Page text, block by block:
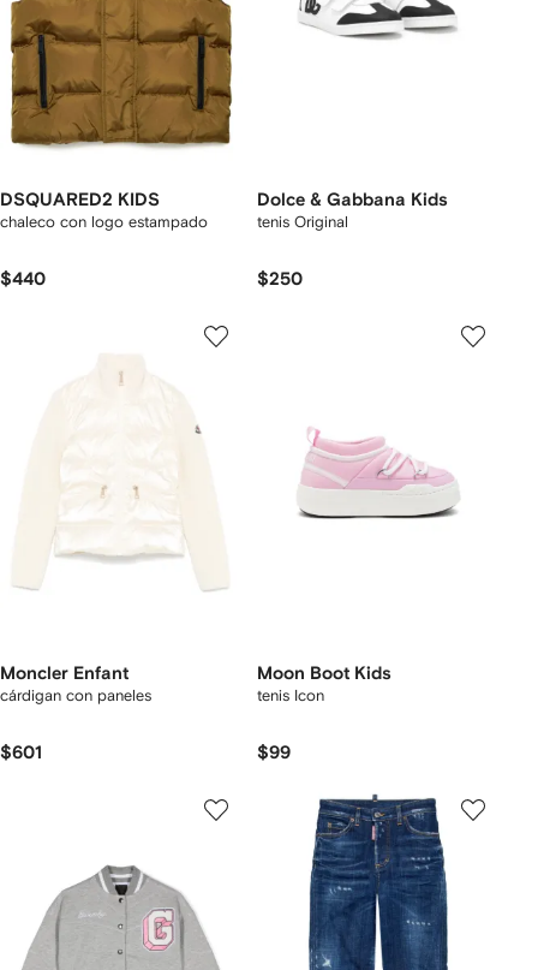
DSQUARED2 KIDS
chaleco con logo estampado
$440
Dolce & Gabbana Kids
tenis Original
$250
Moncler Enfant
cárdigan con paneles
$601
Moon Boot Kids
tenis Icon
$99